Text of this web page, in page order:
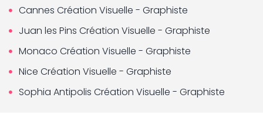
Cannes Création Visuelle - Graphiste
Juan les Pins Création Visuelle - Graphiste
Monaco Création Visuelle - Graphiste
Nice Création Visuelle - Graphiste
Sophia Antipolis Création Visuelle - Graphiste